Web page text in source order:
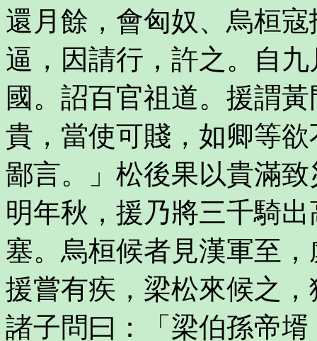
還月餘，會匈奴、烏桓
逼，因請行，許之。自
國。詔百官祖道。援謂
貴，當使可賤，如卿等
鄙言。」松後果以貴滿
明年秋，援乃將三千騎
塞。烏桓候者見漢軍至
援嘗有疾，梁松來候之
諸子問曰：「梁伯孫帝